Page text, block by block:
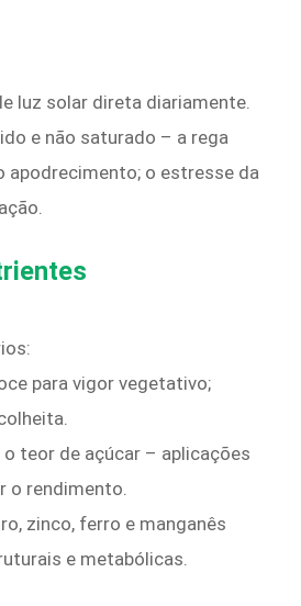
luz solar direta diariamente.
e não saturado – a rega
apodrecimento; o estresse da
para vigor vegetativo;
teor de açúcar – aplicações
o rendimento.
zinco, ferro e manganês
e metabólicas.